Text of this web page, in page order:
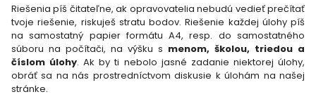
Riešenia píš čitateľne, ak opravovatelia nebudú vedieť prečítať
tvoje riešenie, riskuješ stratu bodov. Riešenie každej úlohy píš
na samostatný papier formátu A4, resp. do samostatného
súboru na počítači, na výšku s menom, školou, triedou a
číslom úlohy. Ak by ti nebolo jasné zadanie niektorej úlohy,
obráť sa na nás prostredníctvom diskusie k úlohám na našej
stránke.